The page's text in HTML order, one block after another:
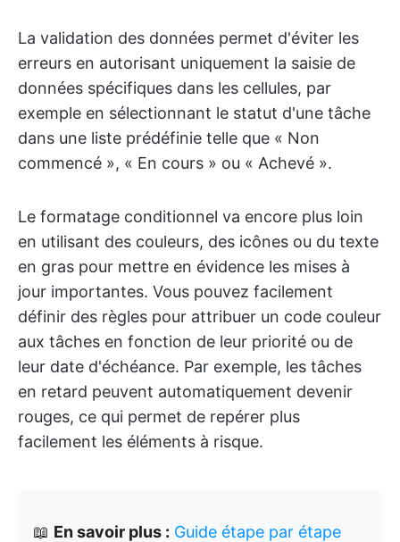
La validation des données permet d'éviter les
erreurs en autorisant uniquement la saisie de
données spécifiques dans les cellules, par
exemple en sélectionnant le statut d'une tâche
dans une liste prédéfinie telle que « Non
commencé », « En cours » ou « Achevé ».
Le formatage conditionnel va encore plus loin
en utilisant des couleurs, des icônes ou du texte
en gras pour mettre en évidence les mises à
jour importantes. Vous pouvez facilement
définir des règles pour attribuer un code couleur
aux tâches en fonction de leur priorité ou de
leur date d'échéance. Par exemple, les tâches
en retard peuvent automatiquement devenir
rouges, ce qui permet de repérer plus
facilement les éléments à risque.
📖 En savoir plus : Guide étape par étape